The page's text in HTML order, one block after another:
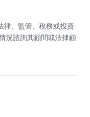
律、監管、稅務或投資
況諮詢其顧問或法律顧